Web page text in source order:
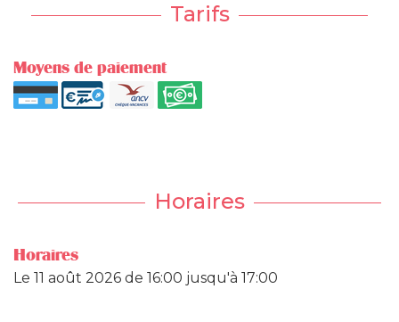
Tarifs
Moyens de paiement
Horaires
Horaires
Le 11 août 2026 de 16:00 jusqu'à 17:00